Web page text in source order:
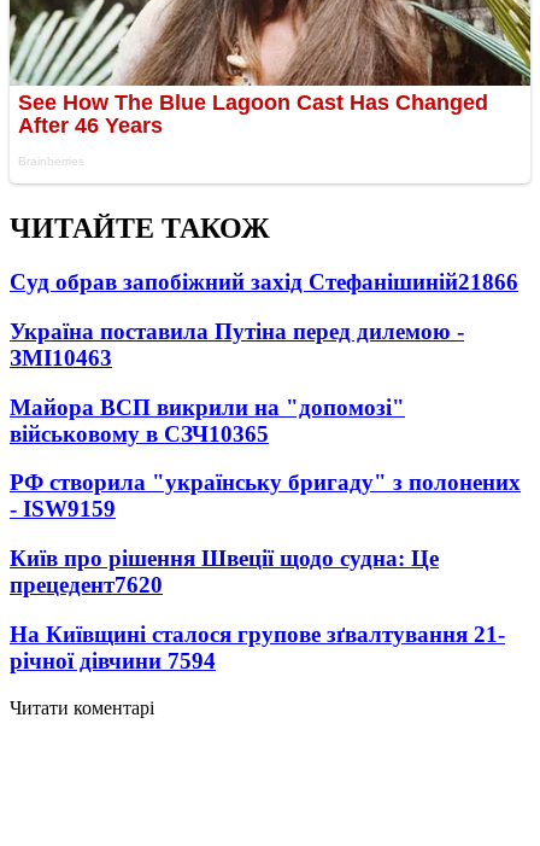
ЧИТАЙТЕ ТАКОЖ
Суд обрав запобіжний захід Стефанішиній21866
Україна поставила Путіна перед дилемою -
ЗМІ10463
Майора ВСП викрили на "допомозі"
військовому в СЗЧ10365
РФ створила "українську бригаду" з полонених
- ISW9159
Київ про рішення Швеції щодо судна: Це
прецедент7620
На Київщині сталося групове зґвалтування 21-
річної дівчини 7594
Читати коментарі